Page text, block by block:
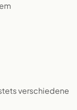
verschiedene